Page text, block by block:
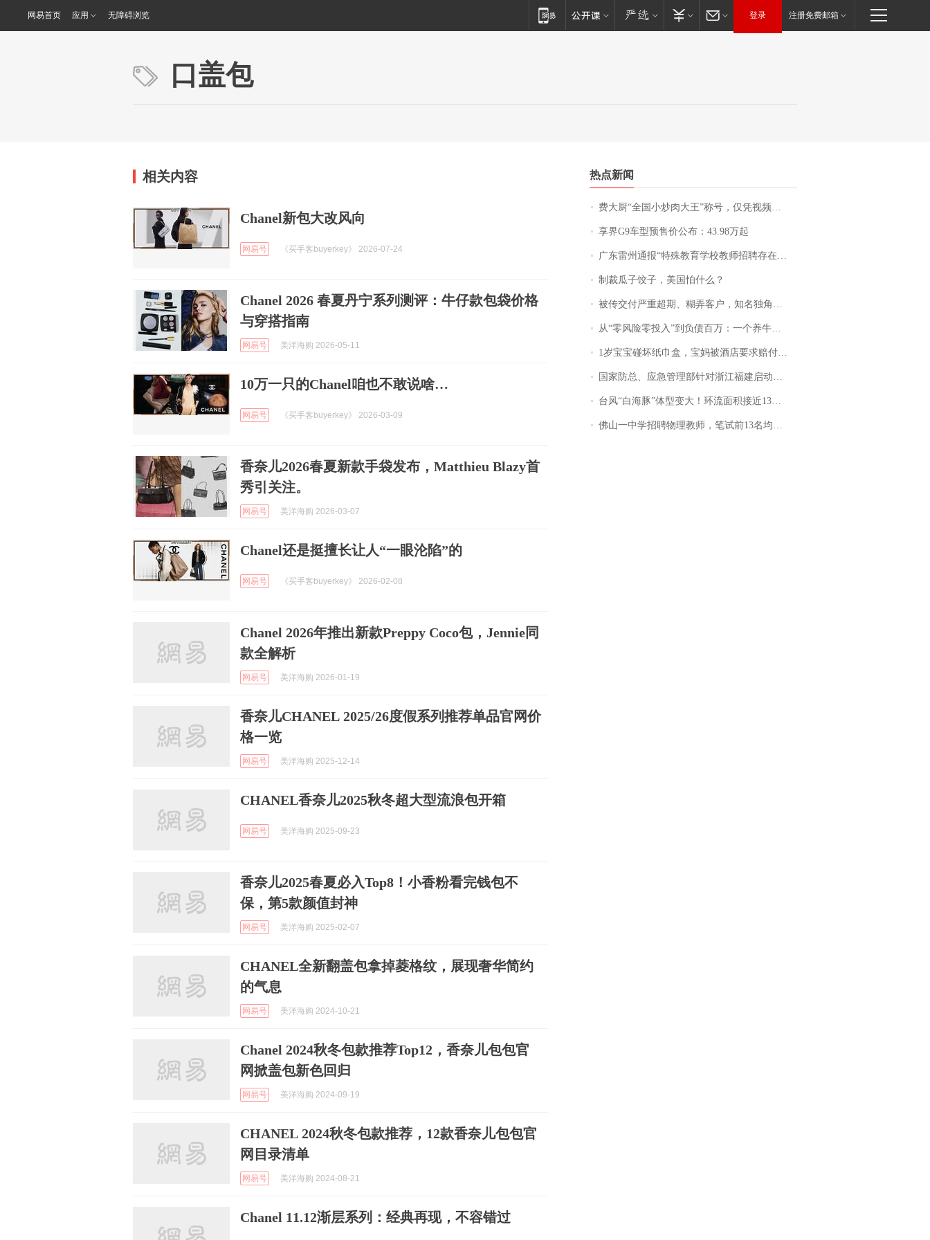
网易首页 应用 无障碍浏览 登录 注册免费邮箱
口盖包
相关内容
Chanel新包大改风向
网易号 《买手客buyerkey》 2026-07-24
Chanel 2026 春夏丹宁系列测评：牛仔款包袋价格
与穿搭指南
网易号 美洋海购 2026-05-11
10万一只的Chanel咱也不敢说啥…
网易号 《买手客buyerkey》 2026-03-09
香奈儿2026春夏新款手袋发布，Matthieu Blazy首
秀引关注。
网易号 美洋海购 2026-03-07
Chanel还是挺擅长让人“一眼沦陷”的
网易号 《买手客buyerkey》 2026-02-08
Chanel 2026年推出新款Preppy Coco包，Jennie同
款全解析
网易号 美洋海购 2026-01-19
香奈儿CHANEL 2025/26度假系列推荐单品官网价
格一览
网易号 美洋海购 2025-12-14
CHANEL香奈儿2025秋冬超大型流浪包开箱
网易号 美洋海购 2025-09-23
香奈儿2025春夏必入Top8！小香粉看完钱包不
保，第5款颜值封神
网易号 美洋海购 2025-02-07
CHANEL全新翻盖包拿掉菱格纹，展现奢华简约
的气息
网易号 美洋海购 2024-10-21
Chanel 2024秋冬包款推荐Top12，香奈儿包包官
网掀盖包新色回归
网易号 美洋海购 2024-09-19
CHANEL 2024秋冬包款推荐，12款香奈儿包包官
网目录清单
网易号 美洋海购 2024-08-21
Chanel 11.12渐层系列：经典再现，不容错过
热点新闻
费大厨“全国小炒肉大王”称号，仅凭视频评出？中国烹饪协会回应
享界G9车型预售价公布：43.98万起
广东雷州通报“特殊教育学校教师招聘存在违规行为”：已启动问责程序 副校长被停职
制裁瓜子饺子，美国怕什么？
被传交付严重超期、糊弄客户，知名独角兽车企创始人回应：都没证据，将依法采取措施，“本人长期与美国交管局保持沟通，对方表示肯定”
从“零风险零投入”到负债百万：一个养牛项目崩盘后，谁该为农户的贷款买单丨红星调查
1岁宝宝碰坏纸巾盒，宝妈被酒店要求赔付924元！三亚一酒店回复：骨瓷定制！网友一查价格，吵翻了
国家防总、应急管理部针对浙江福建启动防汛防台风四级应急响应
台风“白海豚”体型变大！环流面积接近13个浙江那么大
佛山一中学招聘物理教师，笔试前13名均遭淘汰？教育局：已叫停招聘，成立调查组全面核查